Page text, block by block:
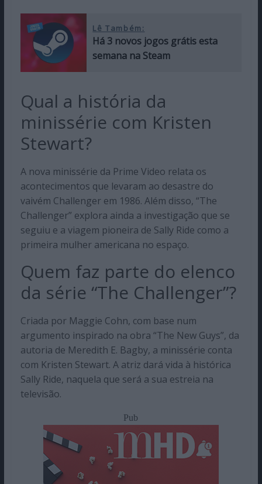
Lê Também:
Há 3 novos jogos grátis esta
semana na Steam
Qual a história da
minissérie com Kristen
Stewart?
A nova minissérie da Prime Video relata os
acontecimentos que levaram ao desastre do
vaivém Challenger em 1986. Além disso, “The
Challenger” explora ainda a investigação que se
seguiu e a viagem pioneira de Sally Ride como a
primeira mulher americana no espaço.
Quem faz parte do elenco
da série “The Challenger”?
Criada por Maggie Cohn, com base num
argumento inspirado na obra “The New Guys”, da
autoria de Meredith E. Bagby, a minissérie conta
com Kristen Stewart. A atriz dará vida à histórica
Sally Ride, naquela que será a sua estreia na
televisão.
Pub